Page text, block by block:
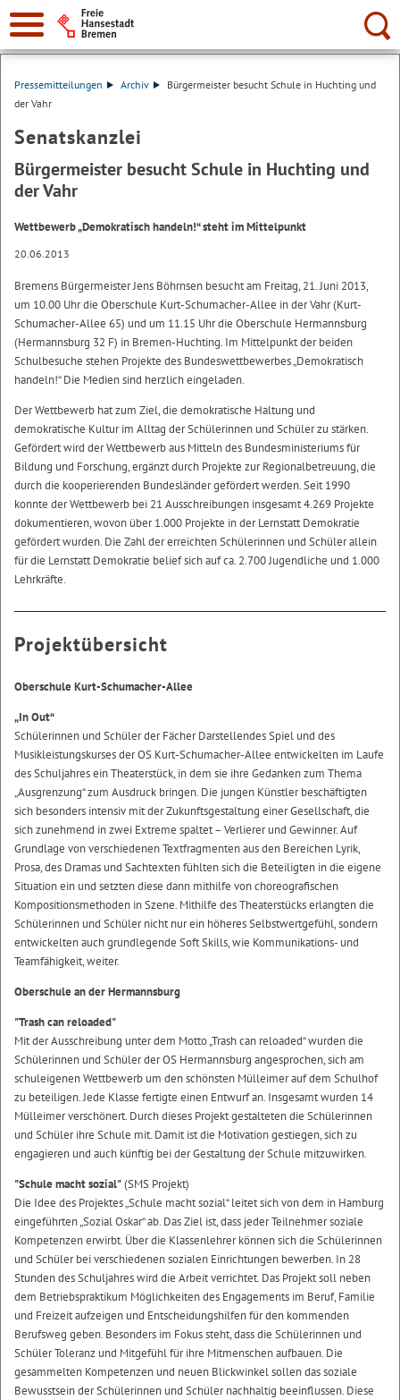
Suche:
Pressemitteilungen Archiv
Bürgermeister besucht Schule in Huchting und
der Vahr
Senatskanzlei
Bürgermeister besucht Schule in Huchting und
der Vahr
Wettbewerb „Demokratisch handeln!“ steht im Mittelpunkt
20.06.2013
Bremens Bürgermeister Jens Böhrnsen besucht am Freitag, 21. Juni 2013,
um 10.00 Uhr die Oberschule Kurt-Schumacher-Allee in der Vahr (Kurt-
Schumacher-Allee 65) und um 11.15 Uhr die Oberschule Hermannsburg
(Hermannsburg 32 F) in Bremen-Huchting. Im Mittelpunkt der beiden
Schulbesuche stehen Projekte des Bundeswettbewerbes „Demokratisch
handeln!“ Die Medien sind herzlich eingeladen.
Der Wettbewerb hat zum Ziel, die demokratische Haltung und
demokratische Kultur im Alltag der Schülerinnen und Schüler zu stärken.
Gefördert wird der Wettbewerb aus Mitteln des Bundesministeriums für
Bildung und Forschung, ergänzt durch Projekte zur Regionalbetreuung, die
durch die kooperierenden Bundesländer gefördert werden. Seit 1990
konnte der Wettbewerb bei 21 Ausschreibungen insgesamt 4.269 Projekte
dokumentieren, wovon über 1.000 Projekte in der Lernstatt Demokratie
gefördert wurden. Die Zahl der erreichten Schülerinnen und Schüler allein
für die Lernstatt Demokratie belief sich auf ca. 2.700 Jugendliche und 1.000
Lehrkräfte.
Projektübersicht
Oberschule Kurt-Schumacher-Allee
„In Out“
Schülerinnen und Schüler der Fächer Darstellendes Spiel und des
Musikleistungskurses der OS Kurt-Schumacher-Allee entwickelten im Laufe
des Schuljahres ein Theaterstück, in dem sie ihre Gedanken zum Thema
„Ausgrenzung“ zum Ausdruck bringen. Die jungen Künstler beschäftigten
sich besonders intensiv mit der Zukunftsgestaltung einer Gesellschaft, die
sich zunehmend in zwei Extreme spaltet – Verlierer und Gewinner. Auf
Grundlage von verschiedenen Textfragmenten aus den Bereichen Lyrik,
Prosa, des Dramas und Sachtexten fühlten sich die Beteiligten in die eigene
Situation ein und setzten diese dann mithilfe von choreografischen
Kompositionsmethoden in Szene. Mithilfe des Theaterstücks erlangten die
Schülerinnen und Schüler nicht nur ein höheres Selbstwertgefühl, sondern
entwickelten auch grundlegende Soft Skills, wie Kommunikations- und
Teamfähigkeit, weiter.
Oberschule an der Hermannsburg
"Trash can reloaded"
Mit der Ausschreibung unter dem Motto „Trash can reloaded“ wurden die
Schülerinnen und Schüler der OS Hermannsburg angesprochen, sich am
schuleigenen Wettbewerb um den schönsten Mülleimer auf dem Schulhof
zu beteiligen. Jede Klasse fertigte einen Entwurf an. Insgesamt wurden 14
Mülleimer verschönert. Durch dieses Projekt gestalteten die Schülerinnen
und Schüler ihre Schule mit. Damit ist die Motivation gestiegen, sich zu
engagieren und auch künftig bei der Gestaltung der Schule mitzuwirken.
"Schule macht sozial"(SMS Projekt)
Die Idee des Projektes „Schule macht sozial“ leitet sich von dem in Hamburg
eingeführten „Sozial Oskar“ ab. Das Ziel ist, dass jeder Teilnehmer soziale
Kompetenzen erwirbt. Über die Klassenlehrer können sich die Schülerinnen
und Schüler bei verschiedenen sozialen Einrichtungen bewerben. In 28
Stunden des Schuljahres wird die Arbeit verrichtet. Das Projekt soll neben
dem Betriebspraktikum Möglichkeiten des Engagements im Beruf, Familie
und Freizeit aufzeigen und Entscheidungshilfen für den kommenden
Berufsweg geben. Besonders im Fokus steht, dass die Schülerinnen und
Schüler Toleranz und Mitgefühl für ihre Mitmenschen aufbauen. Die
gesammelten Kompetenzen und neuen Blickwinkel sollen das soziale
Bewusstsein der Schülerinnen und Schüler nachhaltig beeinflussen. Diese